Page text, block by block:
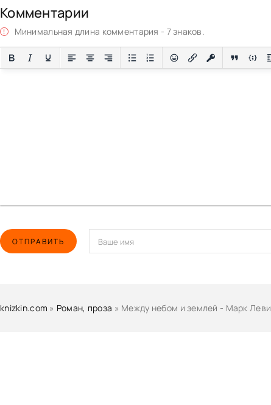
Комментарии
Минимальная длина комментария - 7 знаков.
ОТПРАВИТЬ
knizkin.com » Роман, проза » Между небом и землей - Марк Леви